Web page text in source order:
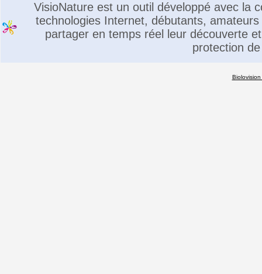
VisioNature est un outil développé avec la
technologies Internet, débutants,
partager en temps réel leur découverte
protection
Biolovision